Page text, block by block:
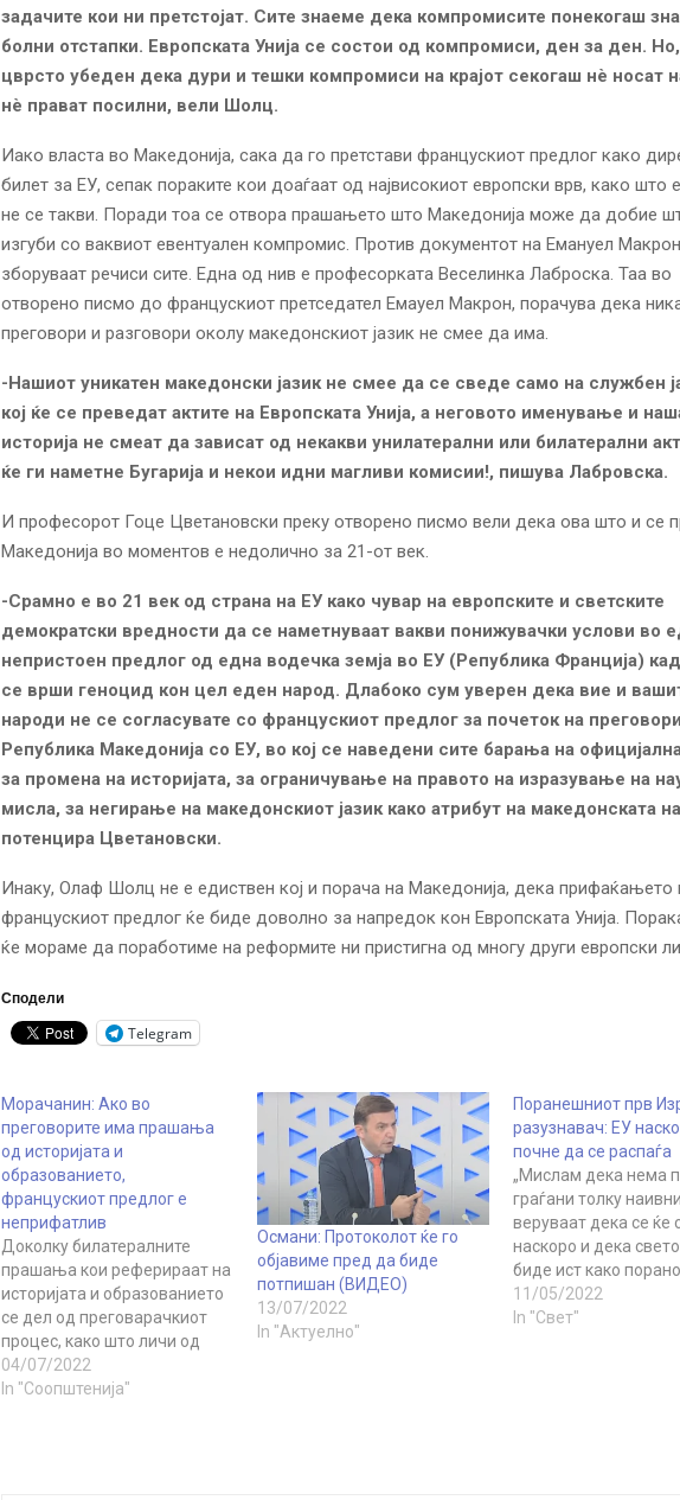
задачите кои ни претстојат. Сите знаеме дека компромисите понекогаш
болни отстапки. Европската Унија се состои од компромиси, ден за ден. Но,
цврсто убеден дека дури и тешки компромиси на крајот секогаш нè носат
нè прават посилни, вели Шолц.
Иако власта во Македонија, сака да го претстави францускиот предлог како
билет за ЕУ, сепак пораките кои доаѓаат од највисокиот европски врв, како што
не се такви. Поради тоа се отвора прашањето што Македонија може да добие
изгуби со ваквиот евентуален компромис. Против документот на Емануел
зборуваат речиси сите. Една од нив е професорката Веселинка Лаброска. Таа во
отворено писмо до францускиот претседател Емауел Макрон, порачува дека
преговори и разговори околу македонскиот јазик не смее да има.
-Нашиот уникатен македонски јазик не смее да се сведе само на службен
кој ќе се преведат актите на Европската Унија, а неговото именување и
историја не смеат да зависат од некакви унилатерални или билатерални
ќе ги наметне Бугарија и некои идни магливи комисии!, пишува Лабровска.
И професорот Гоце Цветановски преку отворено писмо вели дека ова што и се
Македонија во моментов е недолично за 21-от век.
-Срамно е во 21 век од страна на ЕУ како чувар на европските и светските
демократски вредности да се наметнуваат вакви понижувачки услови во
непристоен предлог од една водечка земја во ЕУ (Република Франција)
се врши геноцид кон цел еден народ. Длабоко сум уверен дека вие и
народи не се согласувате со францускиот предлог за почеток на
Република Македонија со ЕУ, во кој се наведени сите барања на
за промена на историјата, за ограничување на правото на изразување на
мисла, за негирање на македонскиот јазик како атрибут на македонската
потенцира Цветановски.
Инаку, Олаф Шолц не е едиствен кој и порача на Македонија, дека прифаќањето
францускиот предлог ќе биде доволно за напредок кон Европската Унија.
ќе мораме да поработиме на реформите ни пристигна од многу други европски
Сподели
Telegram
Морачанин: Ако во
преговорите има прашања
од историјата и
образованието,
францускиот предлог е
неприфатлив
Доколку билатералните
прашања кои реферираат на
историјата и образованието
се дел од преговарачкиот
процес, како што личи од
дефинитивниот протокол кој
не сме го виделе, тогаш
04/07/2022
In "Соопштенија"
Османи: Протоколот ќе го
објавиме пред да биде
потпишан (ВИДЕО)
13/07/2022
In "Актуелно"
Поранешниот прв
разузнавач: ЕУ
почне да се распаѓа
„Мислам дека нема
граѓани толку
веруваат дека се ќе
наскоро и дека
биде ист како порано.
Пишува: Јаков Кедми,
поранешен шеф на
11/05/2022
In "Свет"